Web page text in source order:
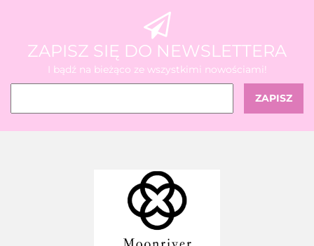
ZAPISZ SIĘ DO NEWSLETTERA
I bądź na bieżąco ze wszystkimi nowościami!